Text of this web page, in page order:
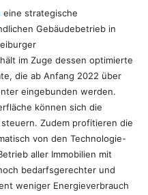
eine strategische
Gebäudebetrieb in
im Zuge dessen optimierte
die ab Anfang 2022 über
eingebunden werden.
können sich die
Zudem profitieren die
von den Technologie-
aller Immobilien mit
bedarfsgerechter und
weniger Energieverbrauch